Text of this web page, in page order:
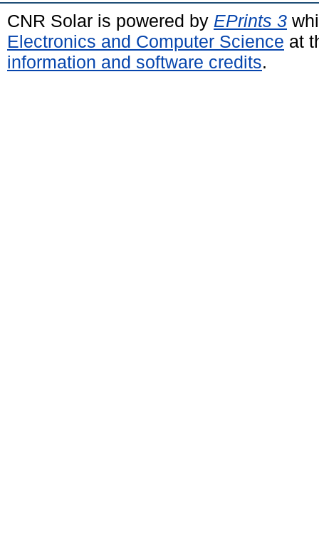
CNR Solar is powered by EPrints 3
Electronics and Computer Science at
information and software credits.